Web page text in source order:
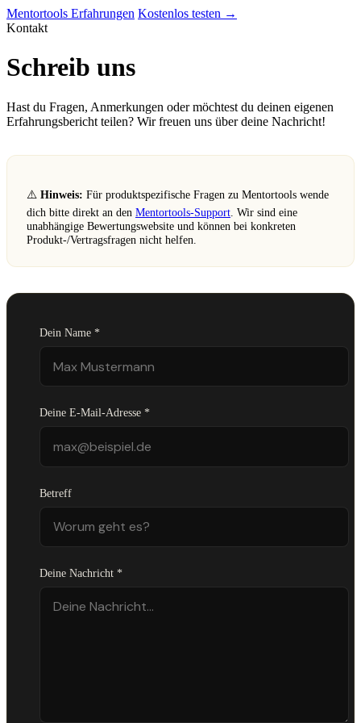
Mentortools Erfahrungen Kostenlos testen →
Kontakt
Schreib uns
Hast du Fragen, Anmerkungen oder möchtest du deinen eigenen
Erfahrungsbericht teilen? Wir freuen uns über deine Nachricht!
⚠️ Hinweis: Für produktspezifische Fragen zu Mentortools wende
dich bitte direkt an den Mentortools-Support. Wir sind eine
unabhängige Bewertungswebsite und können bei konkreten
Produkt-/Vertragsfragen nicht helfen.
Dein Name *
Deine E-Mail-Adresse *
Betreff
Deine Nachricht *